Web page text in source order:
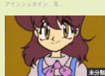
アインシュタイン 見...
未分類